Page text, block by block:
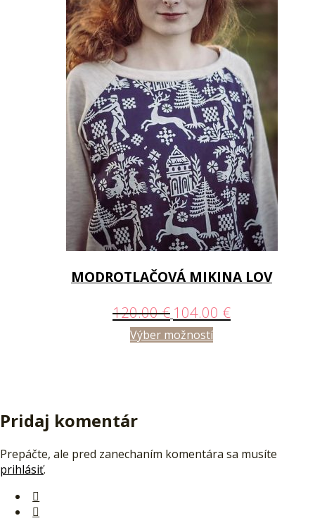
MODROTLAČOVÁ MIKINA LOV
120.00€ 104.00 €
Výber možností
Pridaj komentár
Prepáčte, ale pred zanechaním komentára sa musíte
prihlásiť.